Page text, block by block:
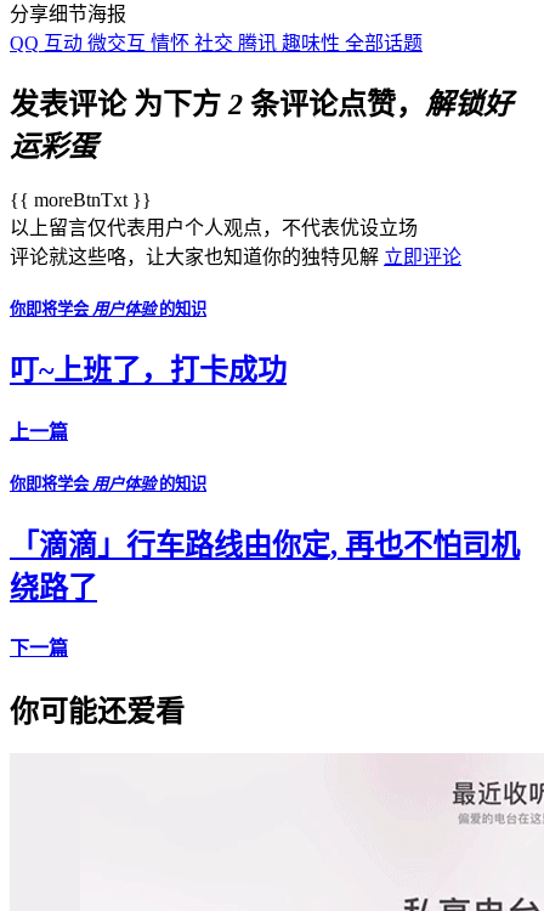
分享细节海报
QQ 互动 微交互 情怀 社交 腾讯 趣味性 全部话题
发表评论 为下方 2 条评论点赞， 解锁好
运彩蛋
{{ moreBtnTxt }}
以上留言仅代表用户个人观点，不代表优设立场
评论就这些咯，让大家也知道你的独特见解 立即评论
你即将学会用户体验的知识
叮~上班了，打卡成功
上一篇
你即将学会 用户体验的知识
「滴滴」行车路线由你定, 再也不怕司机
绕路了
下一篇
你可能还爱看